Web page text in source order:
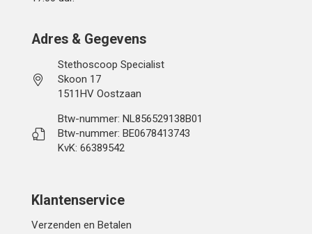
Adres & Gegevens
Stethoscoop Specialist
Skoon 17
1511HV Oostzaan
Btw-nummer: NL856529138B01
Btw-nummer: BE0678413743
KvK: 66389542
Klantenservice
Verzenden en Betalen